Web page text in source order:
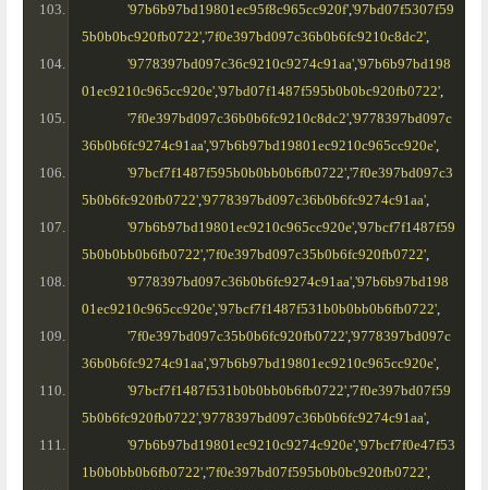
'97b6b97bd19801ec95f8c965cc920f','97bd07f5307f59
5b0b0bc920fb0722','7f0e397bd097c36b0b6fc9210c8dc2',
'9778397bd097c36c9210c9274c91aa','97b6b97bd198
01ec9210c965cc920e','97bd07f1487f595b0b0bc920fb0722',
'7f0e397bd097c36b0b6fc9210c8dc2','9778397bd097c
36b0b6fc9274c91aa','97b6b97bd19801ec9210c965cc920e',
'97bcf7f1487f595b0b0bb0b6fb0722','7f0e397bd097c3
5b0b6fc920fb0722','9778397bd097c36b0b6fc9274c91aa',
'97b6b97bd19801ec9210c965cc920e','97bcf7f1487f59
5b0b0bb0b6fb0722','7f0e397bd097c35b0b6fc920fb0722',
'9778397bd097c36b0b6fc9274c91aa','97b6b97bd198
01ec9210c965cc920e','97bcf7f1487f531b0b0bb0b6fb0722',
'7f0e397bd097c35b0b6fc920fb0722','9778397bd097c
36b0b6fc9274c91aa','97b6b97bd19801ec9210c965cc920e',
'97bcf7f1487f531b0b0bb0b6fb0722','7f0e397bd07f59
5b0b6fc920fb0722','9778397bd097c36b0b6fc9274c91aa',
'97b6b97bd19801ec9210c9274c920e','97bcf7f0e47f53
1b0b0bb0b6fb0722','7f0e397bd07f595b0b0bc920fb0722',